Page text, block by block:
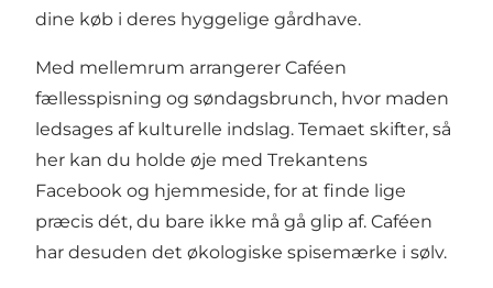
dine køb i deres hyggelige gårdhave.
Med mellemrum arrangerer Caféen
fællesspisning og søndagsbrunch, hvor maden
ledsages af kulturelle indslag. Temaet skifter, så
her kan du holde øje med Trekantens
Facebook og hjemmeside, for at finde lige
præcis dét, du bare ikke må gå glip af. Caféen
har desuden det økologiske spisemærke i sølv.